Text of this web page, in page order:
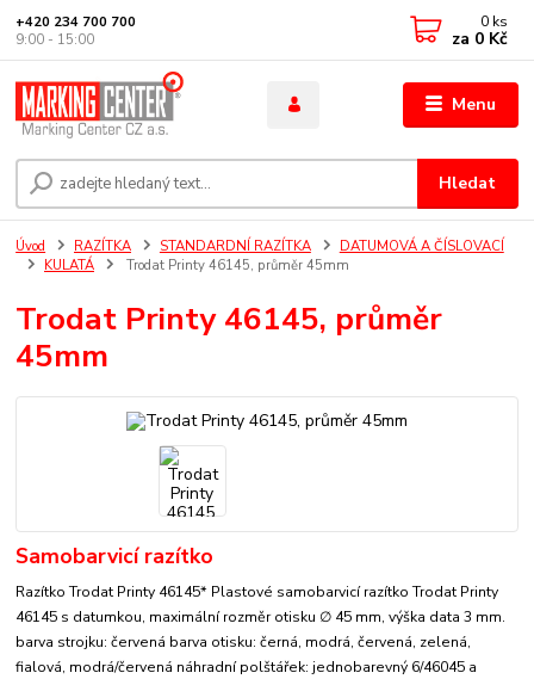
Menu
Hledat
+420 234 700 700
9:00 - 15:00
0 ks
za 0 Kč
Úvod RAZÍTKA STANDARDNÍ RAZÍTKA
DATUMOVÁ A ČÍSLOVACÍ
KULATÁ
Trodat Printy 46145, průměr 45mm
Trodat Printy 46145, průměr
45mm
Samobarvicí razítko
Razítko Trodat Printy 46145* Plastové samobarvicí razítko Trodat Printy
46145 s datumkou, maximální rozměr otisku ∅ 45 mm, výška data 3 mm.
barva strojku: červená barva otisku: černá, modrá, červená, zelená,
fialová, modrá/červená náhradní polštářek: jednobarevný 6/46045 a